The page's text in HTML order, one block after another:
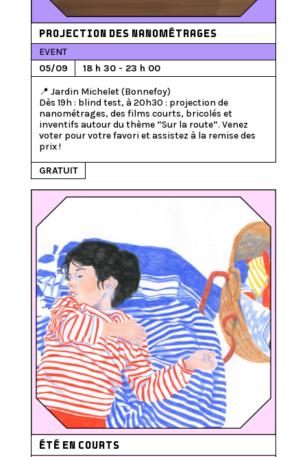
PROJECTION DES NANOMÉTRAGES
05/09
18 h 30 - 23 h 00
📍 Jardin Michelet (Bonnefoy)
Dès 19h : blind test, à 20h30 : projection de
nanométrages, des films courts, bricolés et
inventifs autour du thème “Sur la route”. Venez
voter pour votre favori et assistez à la remise des
prix !
GRATUIT
EVENT
ÉTÉ EN COURTS